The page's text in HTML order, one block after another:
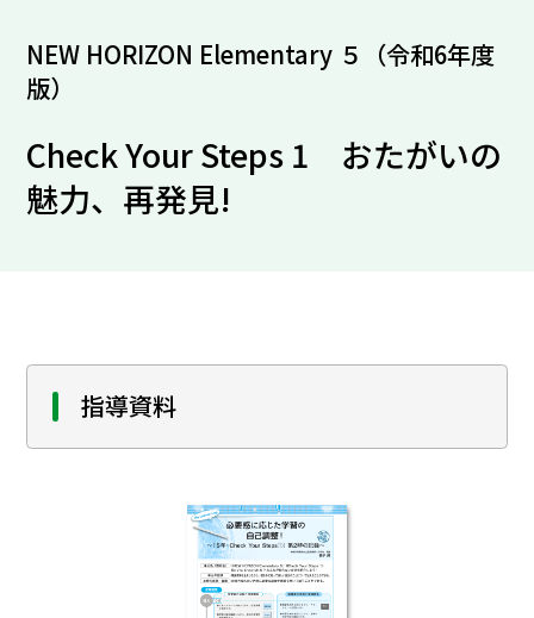
NEW HORIZON Elementary ５（令和6年度
版）
Check Your Steps 1 おたがいの
魅力、再発見!
指導資料